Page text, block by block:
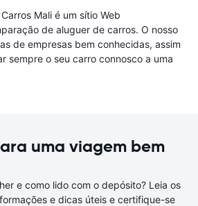
Mali é um sítio Web
de aluguer de carros. O nosso
de empresas bem conhecidas, assim
sempre o seu carro connosco a uma
uma viagem bem
e como lido com o depósito? Leia os
e dicas úteis e certifique-se